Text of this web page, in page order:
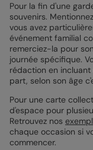
Pour la fin d'une
souvenirs.
vous avez
événement familial
remerciez-la pour
journée spécifique.
rédaction en
part, selon son âge
Pour une carte
d'espace pour
Retrouvez nos
chaque occasion si
commencer.